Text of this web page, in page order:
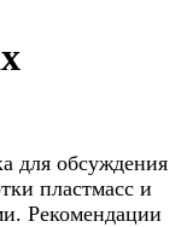
для обсуждения
пластмасс и
Рекомендации